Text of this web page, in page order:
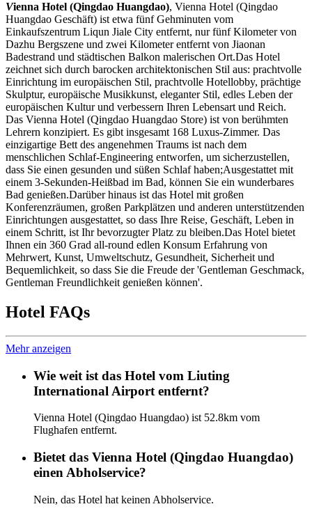
Vienna Hotel (Qingdao Huangdao), Vienna Hotel (Qingdao
Huangdao Geschäft) ist etwa fünf Gehminuten vom
Einkaufszentrum Liqun Jiale City entfernt, nur fünf Kilometer von
Dazhu Bergszene und zwei Kilometer entfernt von Jiaonan
Badestrand und städtischen Balkon malerischen Ort.Das Hotel
zeichnet sich durch barocken architektonischen Stil aus: prachtvolle
Einrichtung im europäischen Stil, prachtvolle Hotellobby, prächtige
Skulptur, europäische Musikkunst, eleganter Stil, edles Leben der
europäischen Kultur und verbessern Ihren Lebensart und Reich.
Das Vienna Hotel (Qingdao Huangdao Store) ist von berühmten
Lehrern konzipiert. Es gibt insgesamt 168 Luxus-Zimmer. Das
einzigartige Bett des angenehmen Traums ist nach dem
menschlichen Schlaf-Engineering entworfen, um sicherzustellen,
dass Sie einen gesunden und süßen Schlaf haben;Ausgestattet mit
einem 3-Sekunden-Heißbad im Bad, können Sie ein wunderbares
Bad genießen.Darüber hinaus ist das Hotel mit großen
Konferenzräumen, großen Parkplätzen und anderen unterstützenden
Einrichtungen ausgestattet, so dass Ihre Reise, Geschäft, Leben in
einem Schritt, ist Ihr bevorzugter Platz zu bleiben.Das Hotel bietet
Ihnen ein 360 Grad all-round edlen Konsum Erfahrung von
Mehrwert, Kunst, Umweltschutz, Gesundheit, Sicherheit und
Bequemlichkeit, so dass Sie die Freude der 'Gentleman Geschmack,
Gentleman Freundlichkeit genießen können'.
Hotel FAQs
Mehr anzeigen
Wie weit ist das Hotel vom Liuting
International Airport entfernt?
Vienna Hotel (Qingdao Huangdao) ist 52.8km vom
Flughafen entfernt.
Bietet das Vienna Hotel (Qingdao Huangdao)
einen Abholservice?
Nein, das Hotel hat keinen Abholservice.